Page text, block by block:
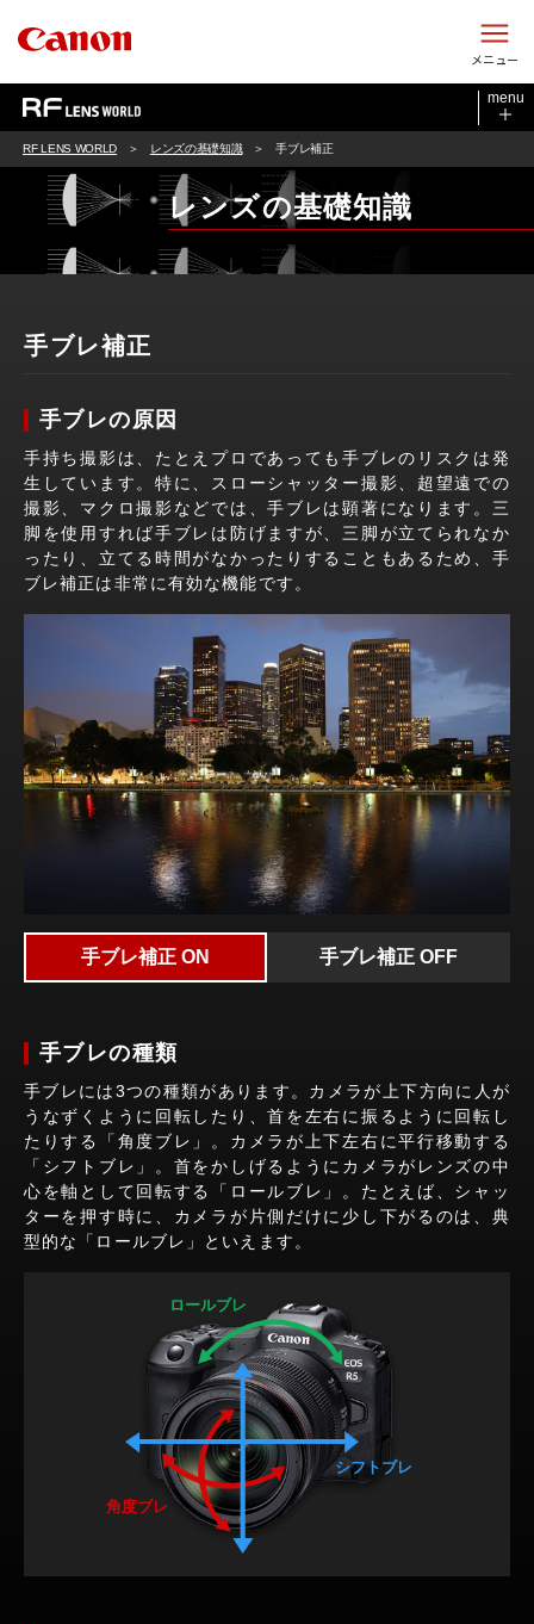
メニュー
menu
RF LENS WORLD レンズの基礎知識 手ブレ補正
レンズの基礎知識
手ブレ補正
手ブレの原因
手持ち撮影は、たとえプロであっても手ブレのリスクは発
生しています。特に、スローシャッター撮影、超望遠での
撮影、マクロ撮影などでは、手ブレは顕著になります。三
脚を使用すれば手ブレは防げますが、三脚が立てられなか
ったり、立てる時間がなかったりすることもあるため、手
ブレ補正は非常に有効な機能です。
手ブレ補正 ON 手ブレ補正 OFF
手ブレの種類
手ブレには3つの種類があります。カメラが上下方向に人が
うなずくように回転したり、首を左右に振るように回転し
たりする「角度ブレ」。カメラが上下左右に平行移動する
「シフトブレ」。首をかしげるようにカメラがレンズの中
心を軸として回転する「ロールブレ」。たとえば、シャッ
ターを押す時に、カメラが片側だけに少し下がるのは、典
型的な「ロールブレ」といえます。
ロールブレ
角度ブレ
シフトブレ